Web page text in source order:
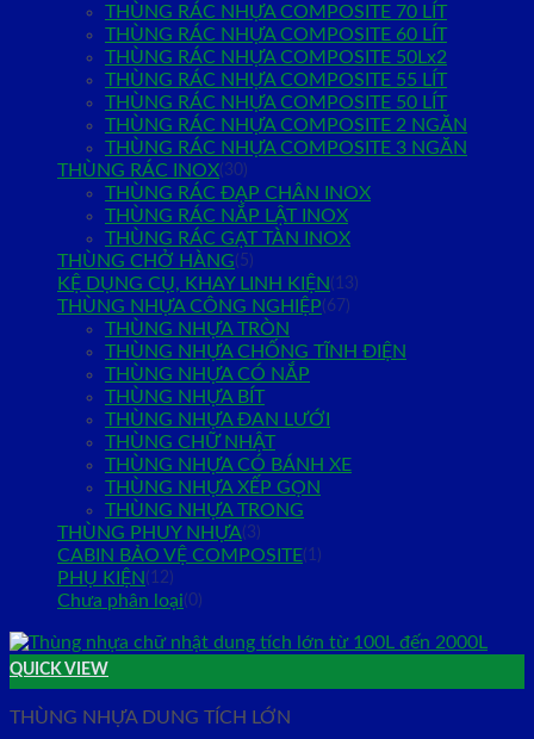
THÙNG RÁC NHỰA COMPOSITE 70 LÍT
THÙNG RÁC NHỰA COMPOSITE 60 LÍT
THÙNG RÁC NHỰA COMPOSITE 50Lx2
THÙNG RÁC NHỰA COMPOSITE 55 LÍT
THÙNG RÁC NHỰA COMPOSITE 50 LÍT
THÙNG RÁC NHỰA COMPOSITE 2 NGĂN
THÙNG RÁC NHỰA COMPOSITE 3 NGĂN
THÙNG RÁC INOX(30)
THÙNG RÁC ĐẠP CHÂN INOX
THÙNG RÁC NẮP LẬT INOX
THÙNG RÁC GẠT TÀN INOX
THÙNG CHỞ HÀNG(5)
KỆ DỤNG CỤ, KHAY LINH KIỆN(13)
THÙNG NHỰA CÔNG NGHIỆP(67)
THÙNG NHỰA TRÒN
THÙNG NHỰA CHỐNG TĨNH ĐIỆN
THÙNG NHỰA CÓ NẮP
THÙNG NHỰA BÍT
THÙNG NHỰA ĐAN LƯỚI
THÙNG CHỮ NHẬT
THÙNG NHỰA CÓ BÁNH XE
THÙNG NHỰA XẾP GỌN
THÙNG NHỰA TRONG
THÙNG PHUY NHỰA(3)
CABIN BẢO VỆ COMPOSITE(1)
PHỤ KIỆN(12)
Chưa phân loại(0)
QUICK VIEW
THÙNG NHỰA DUNG TÍCH LỚN